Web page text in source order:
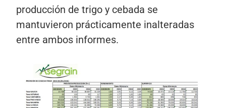
producción de trigo y cebada se
mantuvieron prácticamente inalteradas
entre ambos informes.